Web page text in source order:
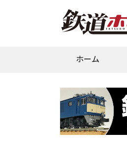
ホーム